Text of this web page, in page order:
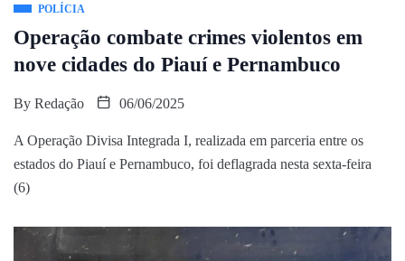
POLÍCIA
Operação combate crimes violentos em
nove cidades do Piauí e Pernambuco
By Redação 06/06/2025
A Operação Divisa Integrada I, realizada em parceria entre os
estados do Piauí e Pernambuco, foi deflagrada nesta sexta-feira
(6)